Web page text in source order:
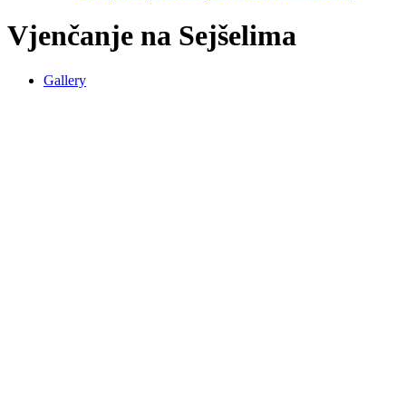
Vjenčanje na Sejšelima
Gallery